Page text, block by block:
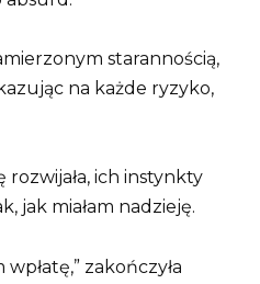
starannością,
na każde ryzyko,
rozwijała, ich instynkty
jak miałam nadzieję.
zakończyła